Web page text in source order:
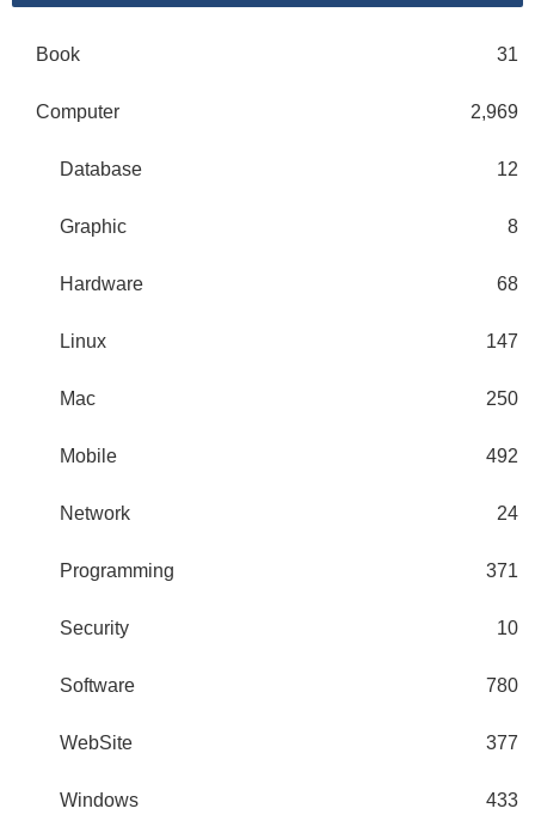
Book 31
Computer 2,969
Database 12
Graphic 8
Hardware 68
Linux 147
Mac 250
Mobile 492
Network 24
Programming 371
Security 10
Software 780
WebSite 377
Windows 433